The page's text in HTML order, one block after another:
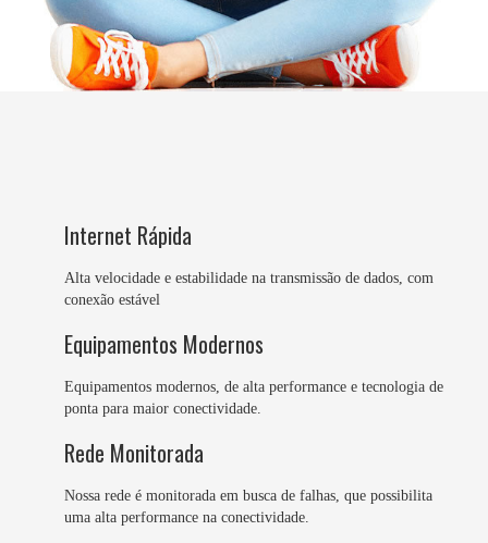
Internet Rápida
Alta velocidade e estabilidade na transmissão de dados, com
conexão estável
Equipamentos Modernos
Equipamentos modernos, de alta performance e tecnologia de
ponta para maior conectividade.
Rede Monitorada
Nossa rede é monitorada em busca de falhas, que possibilita
uma alta performance na conectividade.